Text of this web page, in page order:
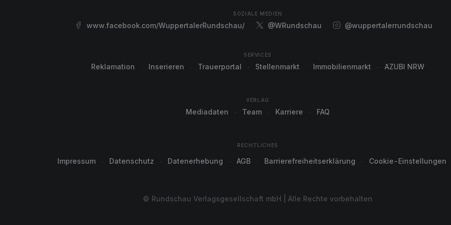
SOZIALE MEDIEN
www.facebook.com/WuppertalerRundschau/ @WRundschau @wuppertalerrundschau
SERVICES
Reklamation Inserieren Trauerportal Stellenmarkt Immobilienmarkt AZUBI NRW
VERLAG
Mediadaten Team Karriere FAQ
RECHTLICHES
Impressum Datenschutz Datenerhebung AGB Barrierefreiheitserklärung Cookie-Einstellungen
© Rundschau Verlagsgesellschaft mbH | Alle Rechte vorbehalten